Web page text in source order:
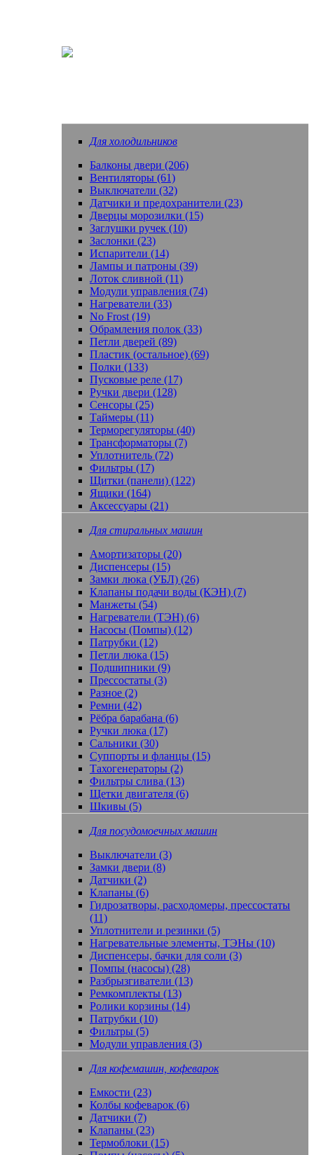
Для холодильников
Балконы двери (206)
Вентиляторы (61)
Выключатели (32)
Датчики и предохранители (23)
Дверцы морозилки (15)
Заглушки ручек (10)
Заслонки (23)
Испарители (14)
Лампы и патроны (39)
Лоток сливной (11)
Модули управления (74)
Нагреватели (33)
No Frost (19)
Обрамления полок (33)
Петли дверей (89)
Пластик (остальное) (69)
Полки (133)
Пусковые реле (17)
Ручки двери (128)
Сенсоры (25)
Таймеры (11)
Терморегуляторы (40)
Трансформаторы (7)
Уплотнитель (72)
Фильтры (17)
Щитки (панели) (122)
Ящики (164)
Аксессуары (21)
Для стиральных машин
Амортизаторы (20)
Диспенсеры (15)
Замки люка (УБЛ) (26)
Клапаны подачи воды (КЭН) (7)
Манжеты (54)
Нагреватели (ТЭН) (6)
Насосы (Помпы) (12)
Патрубки (12)
Петли люка (15)
Подшипники (9)
Прессостаты (3)
Разное (2)
Ремни (42)
Рёбра барабана (6)
Ручки люка (17)
Сальники (30)
Суппорты и фланцы (15)
Тахогенераторы (2)
Фильтры слива (13)
Щетки двигателя (6)
Шкивы (5)
Для посудомоечных машин
Выключатели (3)
Замки двери (8)
Датчики (2)
Клапаны (6)
Гидрозатворы, расходомеры, прессостаты
(11)
Уплотнители и резинки (5)
Нагревательные элементы, ТЭНы (10)
Диспенсеры, бачки для соли (3)
Помпы (насосы) (28)
Разбрызгиватели (13)
Ремкомплекты (13)
Ролики корзины (14)
Патрубки (10)
Фильтры (5)
Модули управления (3)
Для кофемашин, кофеварок
Емкости (23)
Колбы кофеварок (6)
Датчики (7)
Клапаны (23)
Термоблоки (15)